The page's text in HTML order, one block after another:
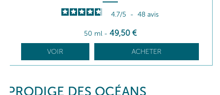
4.7/5 - 48 avis
50 ml - 49,50 €
VOIR ACHETER
PRODIGE DES OCÉANS